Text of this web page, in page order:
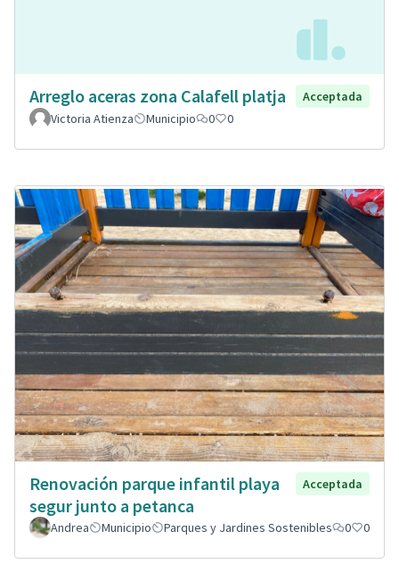
Arreglo aceras zona Calafell platja
Acceptada
Victoria Atienza
Municipio 0 0
Renovación parque infantil playa
segur junto a petanca
Acceptada
Andrea Municipio Parques y Jardines Sostenibles 0 0